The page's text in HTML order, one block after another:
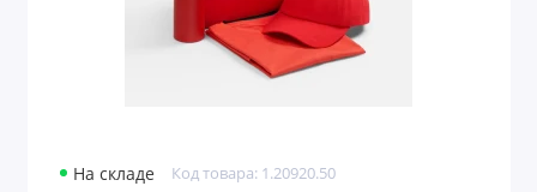
Новогодние наборы
На складе Код товара: 1.20920.50